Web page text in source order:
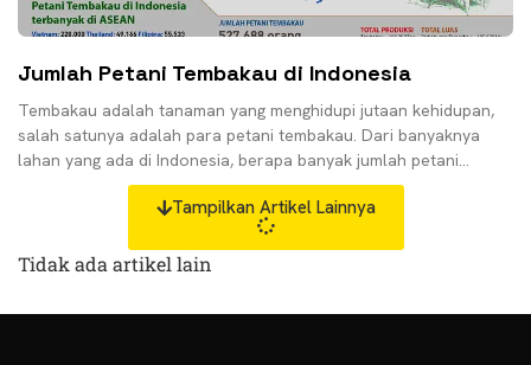
Jumlah Petani Tembakau di Indonesia
Tembakau adalah tanaman yang menghidupi jutaan kehidupan,
salah satunya adalah para petani tembakau. Dari banyaknya
lahan yang ada di Indonesia, berapa banyak jumlah petani
tembakau di Indonesia? Berikut Infografisnya:
Tampilkan Artikel Lainnya
Tidak ada artikel lain